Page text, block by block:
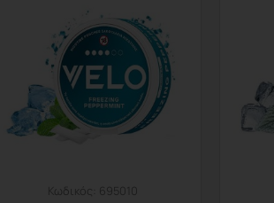
Κωδικός: 695010